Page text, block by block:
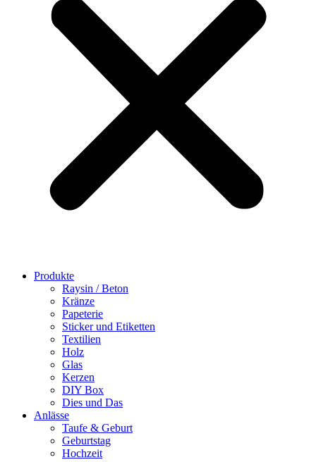
Produkte
Raysin / Beton
Kränze
Papeterie
Sticker und Etiketten
Textilien
Holz
Glas
Kerzen
DIY Box
Dies und Das
Anlässe
Taufe & Geburt
Geburtstag
Hochzeit